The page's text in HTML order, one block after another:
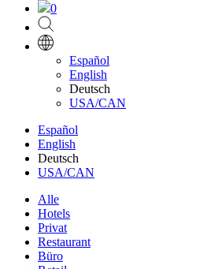
0
Español
English
Deutsch
USA/CAN
Español
English
Deutsch
USA/CAN
Alle
Hotels
Privat
Restaurant
Büro